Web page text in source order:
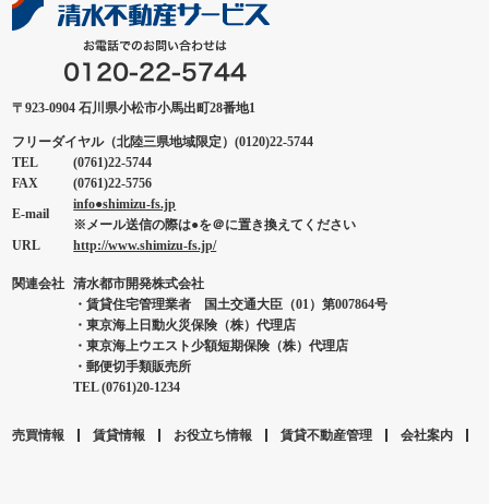
〒923-0904 石川県小松市小馬出町28番地1
フリーダイヤル（北陸三県地域限定）(0120)22-5744
TEL
(0761)22-5744
FAX
(0761)22-5756
E-mail
info●shimizu-fs.jp
※メール送信の際は●を＠に置き換えてください
URL
http://www.shimizu-fs.jp/
関連会社 清水都市開発株式会社
・賃貸住宅管理業者 国土交通大臣（01）第007864号
・東京海上日動火災保険（株）代理店
・東京海上ウエスト少額短期保険（株）代理店
・郵便切手類販売所
TEL (0761)20-1234
売買情報 賃貸情報 お役立ち情報 賃貸不動産管理 会社案内